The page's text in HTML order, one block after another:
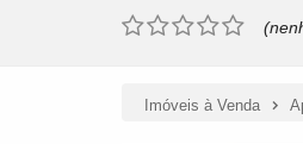
Imóveis à Venda